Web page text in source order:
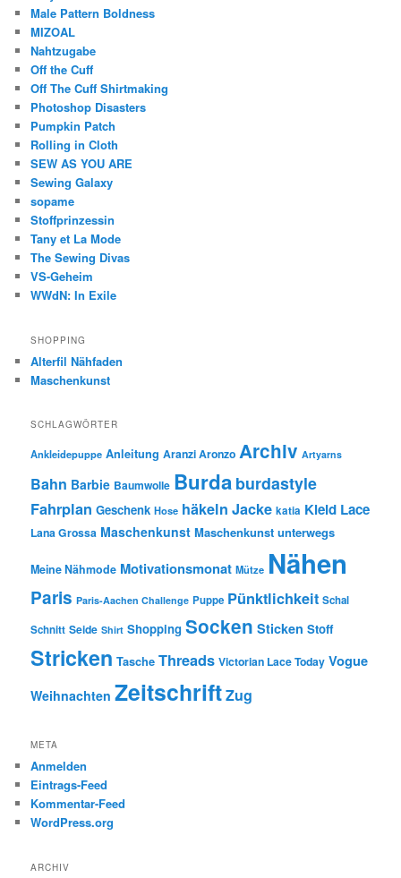
Male Pattern Boldness
MIZOAL
Nahtzugabe
Off the Cuff
Off The Cuff Shirtmaking
Photoshop Disasters
Pumpkin Patch
Rolling in Cloth
SEW AS YOU ARE
Sewing Galaxy
sopame
Stoffprinzessin
Tany et La Mode
The Sewing Divas
VS-Geheim
WWdN: In Exile
SHOPPING
Alterfil Nähfaden
Maschenkunst
SCHLAGWÖRTER
Ankleidepuppe Anleitung Aranzi Aronzo Archiv Artyarns
Bahn Barbie Baumwolle Burda burdastyle
Fahrplan Geschenk Hose häkeln Jacke katia Kleid Lace
Lana Grossa Maschenkunst Maschenkunst unterwegs
Meine Nähmode Motivationsmonat Mütze Nähen
Paris Paris-Aachen Challenge Puppe Pünktlichkeit Schal
Schnitt Seide Shirt Shopping Socken Sticken Stoff
Stricken Tasche Threads Victorian Lace Today Vogue
Weihnachten ZeitschriftZug
META
Anmelden
Eintrags-Feed
Kommentar-Feed
WordPress.org
ARCHIV